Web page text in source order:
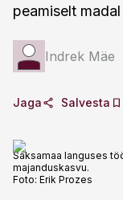
peamiselt
Indrek Mäe
Jaga Salvesta
Saksamaa languses
majanduskasvu.
Foto: Erik Prozes